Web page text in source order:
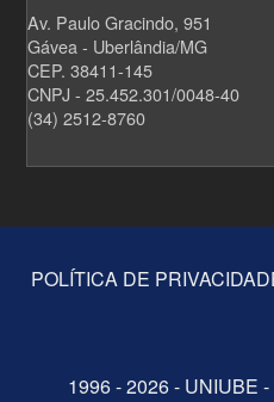
Av. Paulo Gracindo, 951
Gávea - Uberlândia/MG
CEP. 38411-145
CNPJ - 25.452.301/0048-40
(34) 2512-8760
POLÍTICA DE
1996 - 2026 - UNIUBE